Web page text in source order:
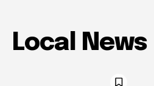
Local News